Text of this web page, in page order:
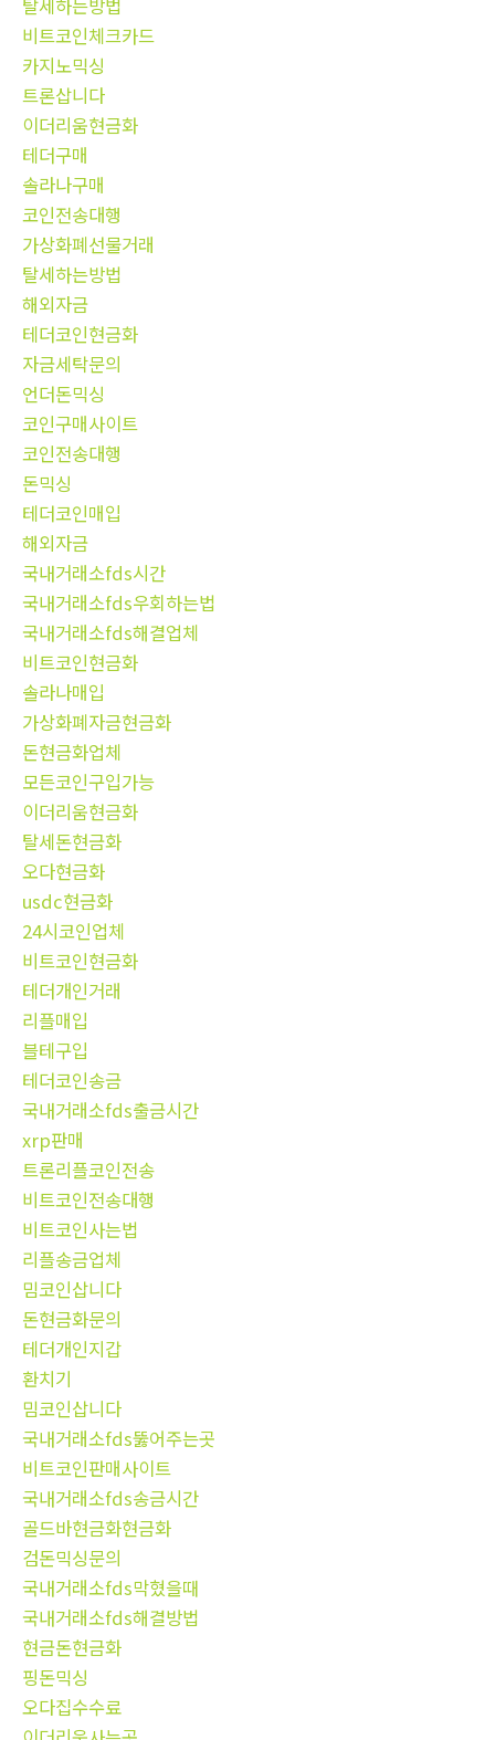
비트코인체크카드
카지노믹싱
트론삽니다
이더리움현금화
테더구매
솔라나구매
코인전송대행
가상화폐선물거래
탈세하는방법
해외자금
테더코인현금화
자금세탁문의
언더돈믹싱
코인구매사이트
코인전송대행
돈믹싱
테더코인매입
해외자금
국내거래소fds시간
국내거래소fds우회하는법
국내거래소fds해결업체
비트코인현금화
솔라나매입
가상화폐자금현금화
돈현금화업체
모든코인구입가능
이더리움현금화
탈세돈현금화
오다현금화
usdc현금화
24시코인업체
비트코인현금화
테더개인거래
리플매입
블테구입
테더코인송금
국내거래소fds출금시간
xrp판매
트론리플코인전송
비트코인전송대행
비트코인사는법
리플송금업체
밈코인삽니다
돈현금화문의
테더개인지갑
환치기
밈코인삽니다
국내거래소fds뚫어주는곳
비트코인판매사이트
국내거래소fds송금시간
골드바현금화현금화
검돈믹싱문의
국내거래소fds막혔을때
국내거래소fds해결방법
현금돈현금화
핑돈믹싱
오다집수수료